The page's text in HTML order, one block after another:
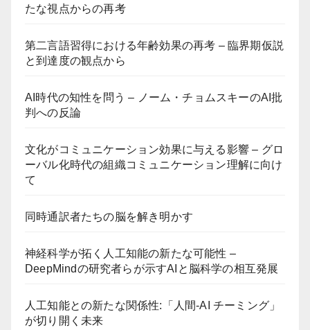
たな視点からの再考
第二言語習得における年齢効果の再考 – 臨界期仮説
と到達度の観点から
AI時代の知性を問う – ノーム・チョムスキーのAI批
判への反論
文化がコミュニケーション効果に与える影響 – グロ
ーバル化時代の組織コミュニケーション理解に向け
て
同時通訳者たちの脳を解き明かす
神経科学が拓く人工知能の新たな可能性 –
DeepMindの研究者らが示すAIと脳科学の相互発展
人工知能との新たな関係性:「人間-AI チーミング」
が切り開く未来